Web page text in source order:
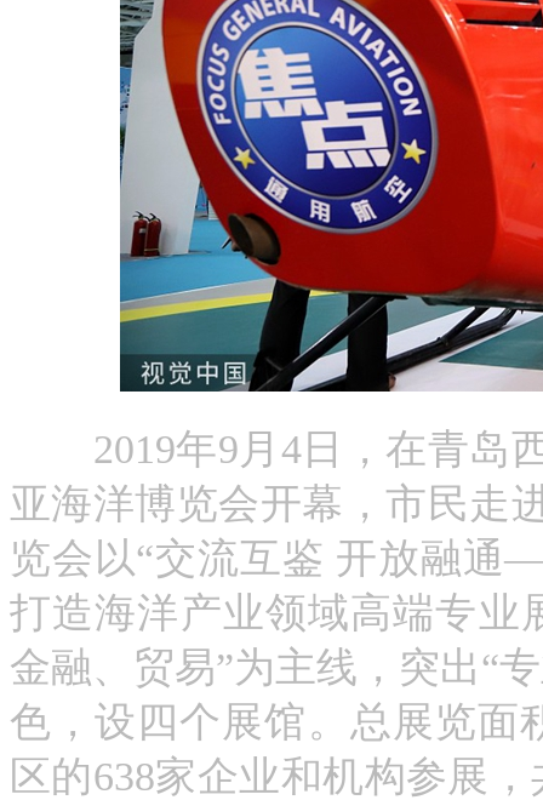
2019年9月4日，在青岛西
亚海洋博览会开幕，市民走
览会以“交流互鉴 开放融
打造海洋产业领域高端专业
金融、贸易”为主线，突出“
色，设四个展馆。总展览面
区的638家企业和机构参展